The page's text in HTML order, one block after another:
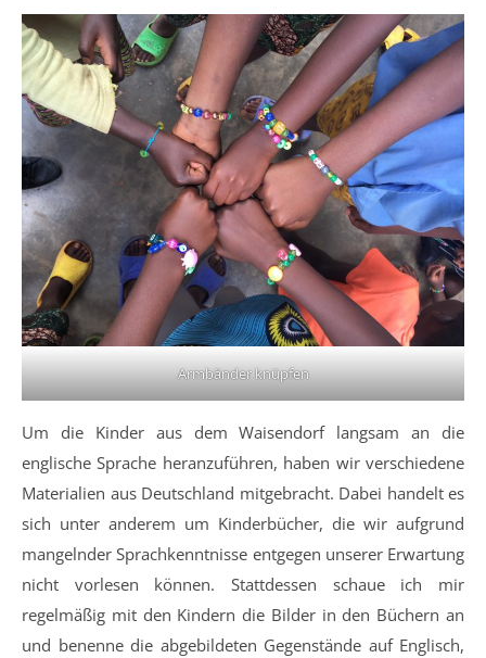
Armbänder knüpfen
Um die Kinder aus dem Waisendorf langsam an die
englische Sprache heranzuführen, haben wir verschiedene
Materialien aus Deutschland mitgebracht. Dabei handelt es
sich unter anderem um Kinderbücher, die wir aufgrund
mangelnder Sprachkenntnisse entgegen unserer Erwartung
nicht vorlesen können. Stattdessen schaue ich mir
regelmäßig mit den Kindern die Bilder in den Büchern an
und benenne die abgebildeten Gegenstände auf Englisch,